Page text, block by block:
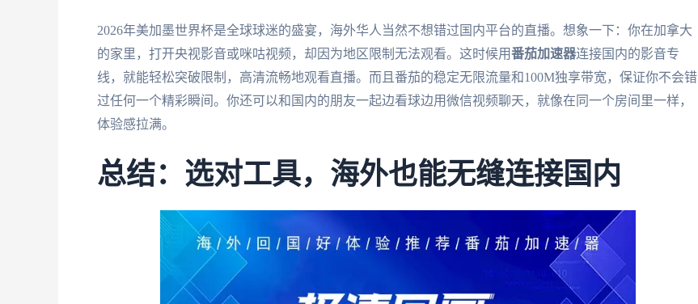
2026年美加墨世界杯是全球球迷的盛宴，海外华人当然不想错过国内平台的直播。想象一下：你在加拿大
的家里，打开央视影音或咪咕视频，却因为地区限制无法观看。这时候用番茄加速器连接国内的影音专
线，就能轻松突破限制，高清流畅地观看直播。而且番茄的稳定无限流量和100M独享带宽，保证你不会错
过任何一个精彩瞬间。你还可以和国内的朋友一起边看球边用微信视频聊天，就像在同一个房间里一样，
体验感拉满。
总结：选对工具，海外也能无缝连接国内